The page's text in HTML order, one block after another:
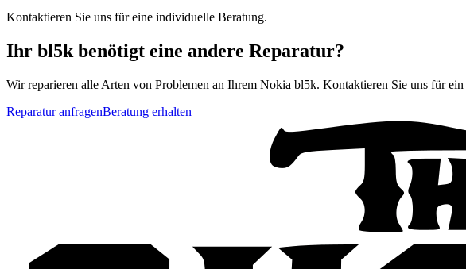
Kontaktieren Sie uns für eine individuelle Beratung.
Ihr bl5kbenötigt eine andere Reparatur?
Wir reparieren alle Arten von Problemen an Ihrem Nokia bl5k. Kontaktieren Sie uns für
Reparatur anfragenBeratung erhalten